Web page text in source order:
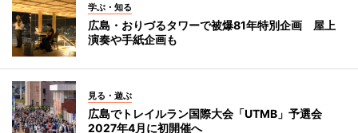
学ぶ・知る
広島・おりづるタワーで被爆81年特別企画 屋上
演奏や手紙企画も
見る・遊ぶ
広島でトレイルラン国際大会「UTMB」予選会
2027年4月に初開催へ